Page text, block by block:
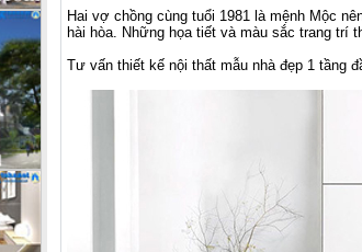
Hai vợ chồng cùng tuổi 1981 là mệnh Mộc
hài hòa. Những họa tiết và màu sắc trang trí
Tư vấn thiết kế nội thất mẫu nhà đẹp 1 tầng